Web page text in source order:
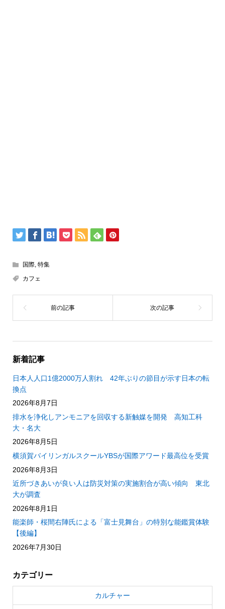
国際, 特集
カフェ
新着記事
日本人人口1億2000万人割れ 42年ぶりの節目が示す日本の転
換点
2026年8月7日
排水を浄化しアンモニアを回収する新触媒を開発 高知工科
大・名大
2026年8月5日
横須賀バイリンガルスクールYBSが国際アワード最高位を受賞
2026年8月3日
近所づきあいが良い人は防災対策の実施割合が高い傾向 東北
大が調査
2026年8月1日
能楽師・桜間右陣氏による「富士見舞台」の特別な能鑑賞体験
【後編】
2026年7月30日
カテゴリー
カルチャー